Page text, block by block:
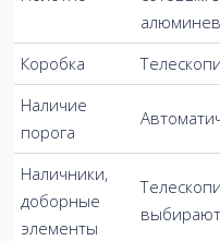
Коробка
Наличие
порога
Наличники,
доборные
элементы